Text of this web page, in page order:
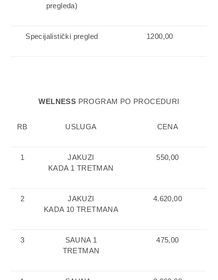
pregleda)
Specijalistički pregled 1200,00
WELNESS PROGRAM PO PROCEDURI
RB USLUGA CENA
1
JAKUZI
KADA 1 TRETMAN
550,00
2
JAKUZI
KADA 10 TRETMANA
4.620,00
3
SAUNA 1
TRETMAN
475,00